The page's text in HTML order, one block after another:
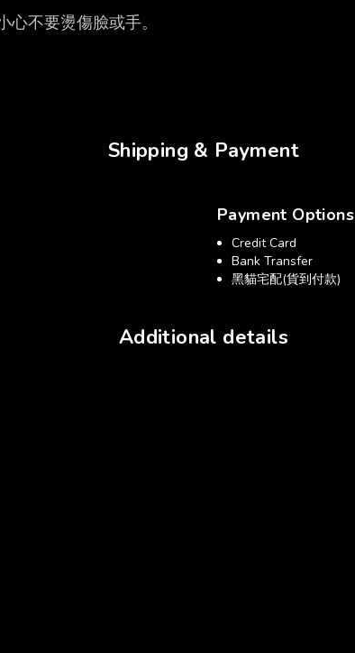
不要燙傷臉或手。
Shipping & Payment
Payment Options
Credit Card
Bank Transfer
黑貓宅配(貨到付款)
Additional details